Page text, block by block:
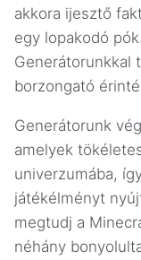
akkora ijesztő
egy lopakodó
Generátorunkkal
borzongató
Generátorunk
amelyek
univerzumába,
játékélményt
megtudj a
néhány